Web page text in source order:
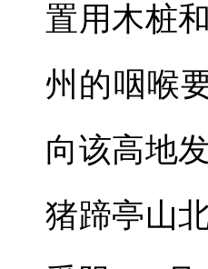
置用木桩
州的咽喉
向该高地
猪蹄亭山